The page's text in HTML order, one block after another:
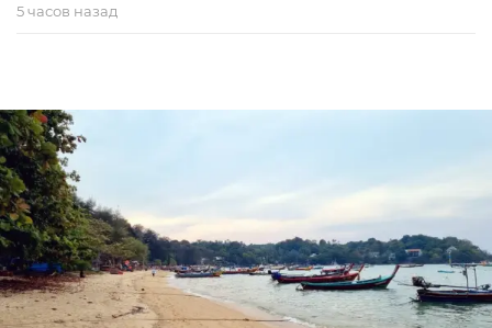
5 часов назад